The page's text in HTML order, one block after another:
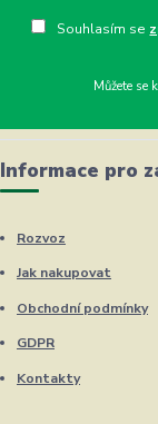
Souhlasím se
Můžete se
Informace pro
Rozvoz
Jak nakupovat
Obchodní podmínky
GDPR
Kontakty